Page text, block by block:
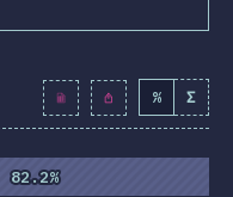
80.6 % ( 9264
% Σ
82.2%
82.2%